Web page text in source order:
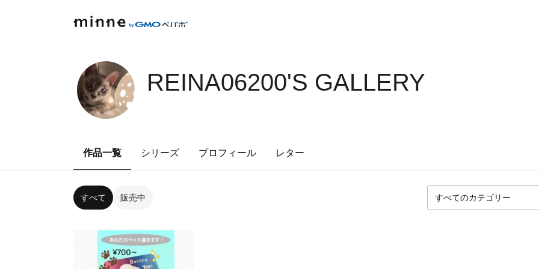
REINA06200'S GALLERY
作品一覧 シリーズ プロフィール レター
すべて 販売中